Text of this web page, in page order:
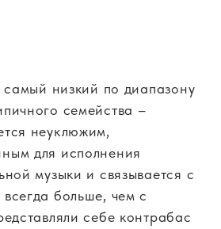
низкий по диапазону
семейства –
неуклюжим,
для исполнения
музыки и связывается с
больше, чем с
себе контрабас